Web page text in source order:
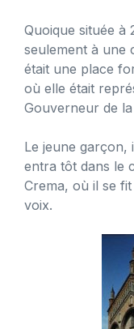
Quoique située à
seulement à une
était une place
où elle était
Gouverneur de
Le jeune
entra tôt dans le
Crema, où il se
voix.